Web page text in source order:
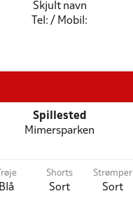
Skjult navn
Tel: / Mobil:
Spillested
Mimersparken
Trøje
Blå
Shorts
Sort
Strømper
Sort